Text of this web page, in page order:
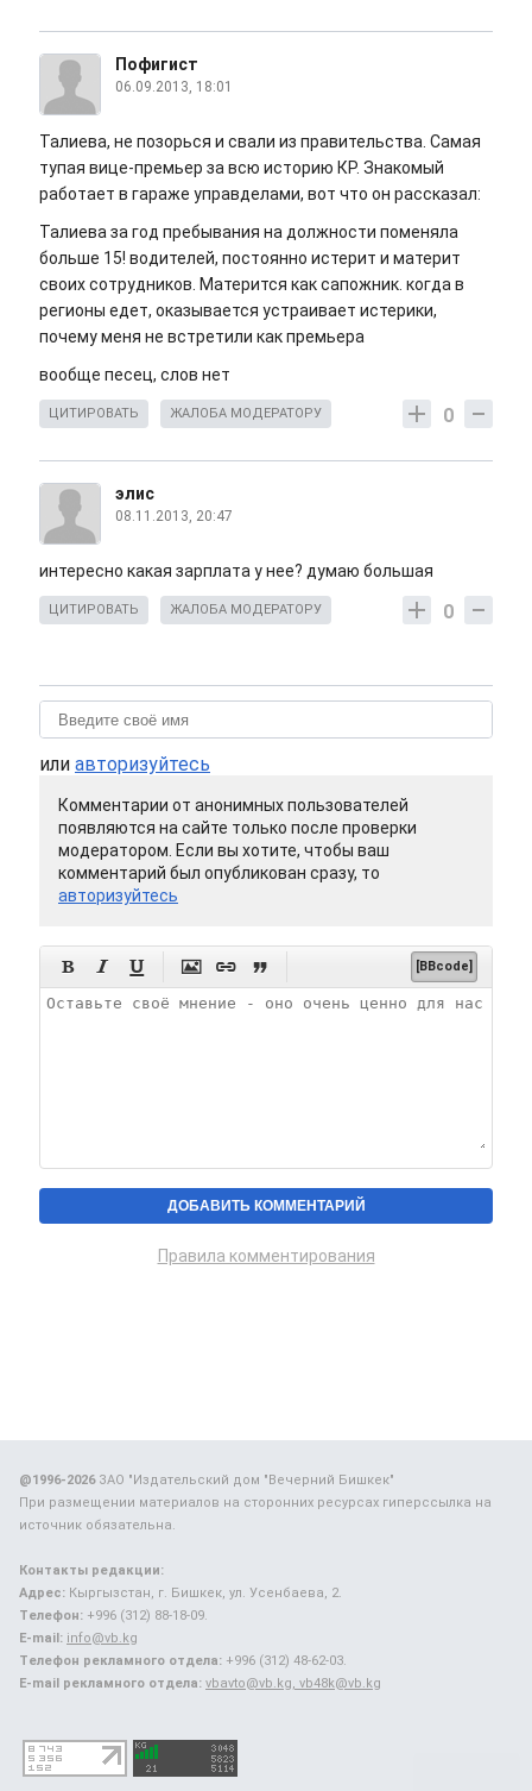
Пофигист
06.09.2013, 18:01
Талиева, не позорься и свали из правительства. Самая
тупая вице-премьер за всю историю КР. Знакомый
работает в гараже управделами, вот что он рассказал:
Талиева за год пребывания на должности поменяла
больше 15! водителей, постоянно истерит и материт
своих сотрудников. Матерится как сапожник. когда в
регионы едет, оказывается устраивает истерики,
почему меня не встретили как премьера
вообще песец, слов нет
0
ЦИТИРОВАТЬ ЖАЛОБА МОДЕРАТОРУ
элис
08.11.2013, 20:47
интересно какая зарплата у нее? думаю большая
0
ЦИТИРОВАТЬ ЖАЛОБА МОДЕРАТОРУ
или авторизуйтесь
Комментарии от анонимных пользователей
появляются на сайте только после проверки
модератором. Если вы хотите, чтобы ваш
комментарий был опубликован сразу, то
авторизуйтесь
      [BBcode]
Правила комментирования
@1996-2026ЗАО "Издательский дом "Вечерний Бишкек"
При размещении материалов на сторонних ресурсах гиперссылка на
источник обязательна.
Контакты редакции:
Адрес: Кыргызстан, г. Бишкек, ул. Усенбаева, 2.
Телефон: +996 (312) 88-18-09.
E-mail: info@vb.kg
Телефон рекламного отдела: +996 (312) 48-62-03.
E-mail рекламного отдела: vbavto@vb.kg, vb48k@vb.kg